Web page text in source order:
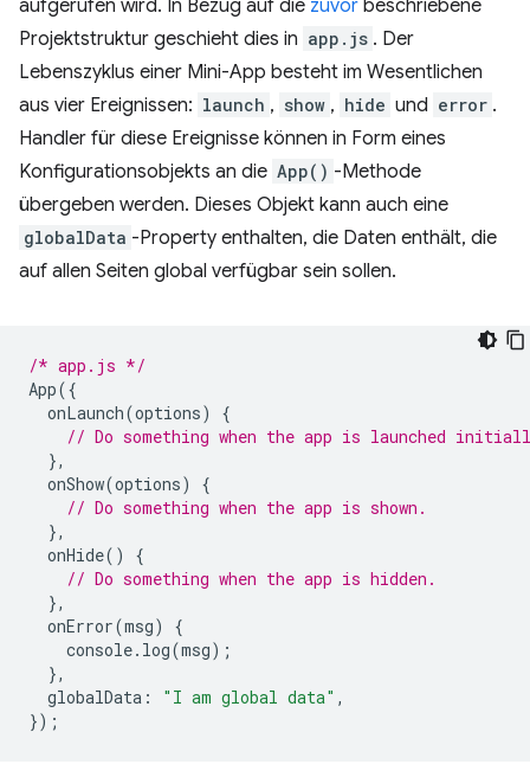
aufgerufen wird. In Bezug auf die zuvor beschriebene
Projektstruktur geschieht dies in app.js . Der
Lebenszyklus einer Mini-App besteht im Wesentlichen
aus vier Ereignissen: launch , show , hide und error .
Handler für diese Ereignisse können in Form eines
Konfigurationsobjekts an die App() -Methode
übergeben werden. Dieses Objekt kann auch eine
globalData -Property enthalten, die Daten enthält, die
auf allen Seiten global verfügbar sein sollen.
/* app.js */
App({
onLaunch(options)
{
// Do something when the app is launched
},
onShow(options)
{
// Do something when the app is shown.
},
onHide()
{
// Do something when the app is hidden.
},
onError(msg)
{
console. log(msg);
},
globalData : "I am global data" ,
});